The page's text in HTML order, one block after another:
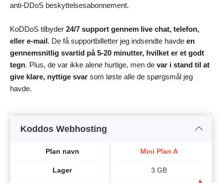
anti-DDoS beskyttelsesabonnement.
KoDDoS tilbyder 24/7 support gennem live chat, telefon,
eller e-mail. De få supportbilletter jeg indsendte havde en
gennemsnitlig svartid på 5-20 minutter, hvilket er et godt
tegn. Plus, de var ikke alene hurtige, men de var i stand til at
give klare, nyttige svar som løste alle de spørgsmål jeg
havde.
Koddos Webhosting
Plan navn
Lager
Mini Plan A
3 GB